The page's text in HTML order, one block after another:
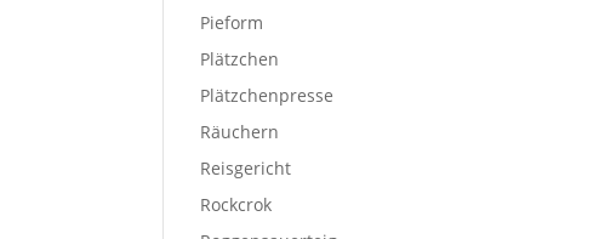
Pieform
Plätzchen
Plätzchenpresse
Räuchern
Reisgericht
Rockcrok